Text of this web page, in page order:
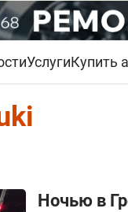
УслугиКупить
Ночью в